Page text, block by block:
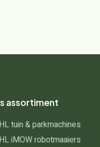
assortiment
tuin & parkmachines
iMOW robotmaaiers